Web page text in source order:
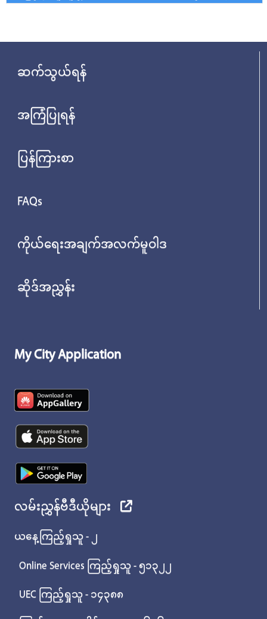
ဆက်သွယ်ရန်
အကြံပြုရန်
ပြန်ကြားစာ
FAQs
ကိုယ်ရေးအချက်အလက်မူဝါဒ
ဆိုဒ်အညွှန်း
My City Application
လမ်းညွှန်ဗီဒီယိုများ
ယနေ့ကြည့်ရှုသူ - ၂
Online Services ကြည့်ရှုသူ - ၅၁၃၂၂
UEC ကြည့်ရှုသူ - ၁၄၃၈၈